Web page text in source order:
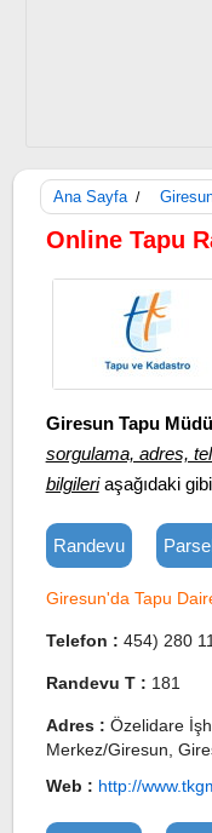
Ana Sayfa /
Online Tapu
Giresun Tapu
sorgulama, adres,
bilgileriaşağıdaki
Randevu
Giresun'da Tapu
Telefon : 454) 280
Randevu T : 181
Adres : Özelidare
Merkez/Giresun,
Web : http://